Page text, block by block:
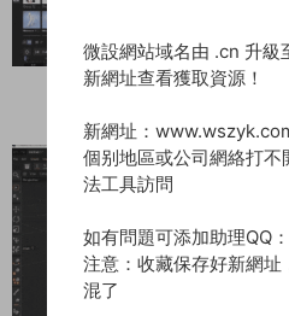
微設網站域名由 .cn 升級
新網址查看獲取資源！
新網址：
個别地區或公司網絡打
法工具訪問
如有問題可添加助理QQ
注意：收藏保存好新網址
混了